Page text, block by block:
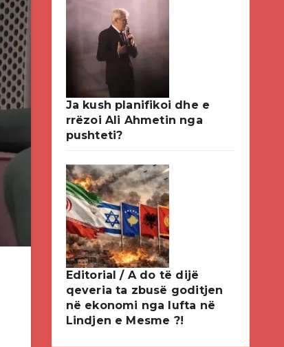
Ja kush planifikoi dhe e
rrëzoi Ali Ahmetin nga
pushteti?
Editorial / A do të dijë
qeveria ta zbusë goditjen
në ekonomi nga lufta në
Lindjen e Mesme ?!